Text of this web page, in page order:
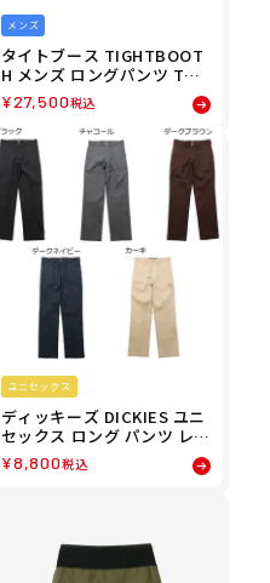
メンズ
タイトブース TIGHTBOOT
H メンズ ロングパンツ TBP
R STRIPE BAGGY CARGO P
ANTS SU26-B06 26SU
¥27,500税込
ユニセックス
ディッキーズ DICKIES ユニ
セックス ロング パンツ レギ
ュラー フィット REGULAR F
IT DK009744 26FA 秋冬
¥8,800税込